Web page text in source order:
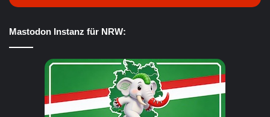
Mastodon Instanz für NRW: